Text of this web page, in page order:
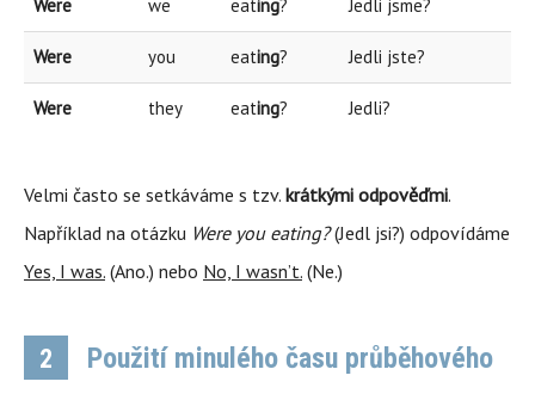
Were we eating? Jedli jsme?
Were you eating? Jedli jste?
Were they eating? Jedli?
Velmi často se setkáváme s tzv. krátkými odpověďmi.
Například na otázku Were you eating?(Jedl jsi?) odpovídáme
Yes, I was. (Ano.) nebo No, I wasn’t. (Ne.)
2 Použití minulého času průběhového